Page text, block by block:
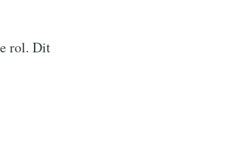
rol. Dit